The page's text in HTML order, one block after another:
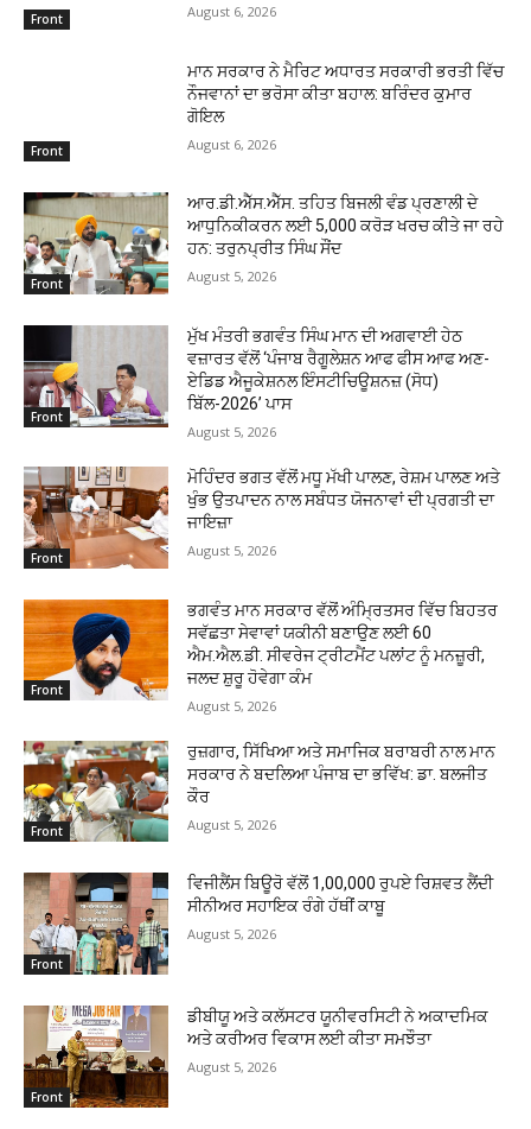
Front August 6, 2026
Front
ਮਾਨ ਸਰਕਾਰ ਨੇ ਮੈਰਿਟ ਅਧਾਰਤ ਸਰਕਾਰੀ ਭਰਤੀ ਵਿੱਚ
ਨੌਜਵਾਨਾਂ ਦਾ ਭਰੋਸਾ ਕੀਤਾ ਬਹਾਲ: ਬਰਿੰਦਰ ਕੁਮਾਰ
ਗੋਇਲ
August 6, 2026
Front
ਆਰ.ਡੀ.ਐੱਸ.ਐੱਸ. ਤਹਿਤ ਬਿਜਲੀ ਵੰਡ ਪ੍ਰਣਾਲੀ ਦੇ
ਆਧੁਨਿਕੀਕਰਨ ਲਈ 5,000 ਕਰੋੜ ਖਰਚ ਕੀਤੇ ਜਾ ਰਹੇ
ਹਨ: ਤਰੁਨਪ੍ਰੀਤ ਸਿੰਘ ਸੌਂਦ
August 5, 2026
Front
ਮੁੱਖ ਮੰਤਰੀ ਭਗਵੰਤ ਸਿੰਘ ਮਾਨ ਦੀ ਅਗਵਾਈ ਹੇਠ
ਵਜ਼ਾਰਤ ਵੱਲੋਂ ‘ਪੰਜਾਬ ਰੈਗੂਲੇਸ਼ਨ ਆਫ ਫੀਸ ਆਫ ਅਣ-
ਏਡਿਡ ਐਜੂਕੇਸ਼ਨਲ ਇੰਸਟੀਚਿਊਸ਼ਨਜ਼ (ਸੋਧ)
ਬਿੱਲ-2026’ ਪਾਸ
August 5, 2026
Front
ਮੋਹਿੰਦਰ ਭਗਤ ਵੱਲੋਂ ਮਧੂ ਮੱਖੀ ਪਾਲਣ, ਰੇਸ਼ਮ ਪਾਲਣ ਅਤੇ
ਖੁੰਭ ਉਤਪਾਦਨ ਨਾਲ ਸਬੰਧਤ ਯੋਜਨਾਵਾਂ ਦੀ ਪ੍ਰਗਤੀ ਦਾ
ਜਾਇਜ਼ਾ
August 5, 2026
Front
ਭਗਵੰਤ ਮਾਨ ਸਰਕਾਰ ਵੱਲੋਂ ਅੰਮ੍ਰਿਤਸਰ ਵਿੱਚ ਬਿਹਤਰ
ਸਵੱਛਤਾ ਸੇਵਾਵਾਂ ਯਕੀਨੀ ਬਣਾਉਣ ਲਈ 60
ਐਮ.ਐਲ.ਡੀ. ਸੀਵਰੇਜ ਟ੍ਰੀਟਮੈਂਟ ਪਲਾਂਟ ਨੂੰ ਮਨਜ਼ੂਰੀ,
ਜਲਦ ਸ਼ੁਰੂ ਹੋਵੇਗਾ ਕੰਮ
August 5, 2026
Front
ਰੁਜ਼ਗਾਰ, ਸਿੱਖਿਆ ਅਤੇ ਸਮਾਜਿਕ ਬਰਾਬਰੀ ਨਾਲ ਮਾਨ
ਸਰਕਾਰ ਨੇ ਬਦਲਿਆ ਪੰਜਾਬ ਦਾ ਭਵਿੱਖ: ਡਾ. ਬਲਜੀਤ
ਕੌਰ
August 5, 2026
Front
ਵਿਜੀਲੈਂਸ ਬਿਊਰੋ ਵੱਲੋਂ 1,00,000 ਰੁਪਏ ਰਿਸ਼ਵਤ ਲੈਂਦੀ
ਸੀਨੀਅਰ ਸਹਾਇਕ ਰੰਗੇ ਹੱਥੀਂ ਕਾਬੂ
August 5, 2026
Front
ਡੀਬੀਯੂ ਅਤੇ ਕਲੱਸਟਰ ਯੂਨੀਵਰਸਿਟੀ ਨੇ ਅਕਾਦਮਿਕ
ਅਤੇ ਕਰੀਅਰ ਵਿਕਾਸ ਲਈ ਕੀਤਾ ਸਮਝੌਤਾ
August 5, 2026